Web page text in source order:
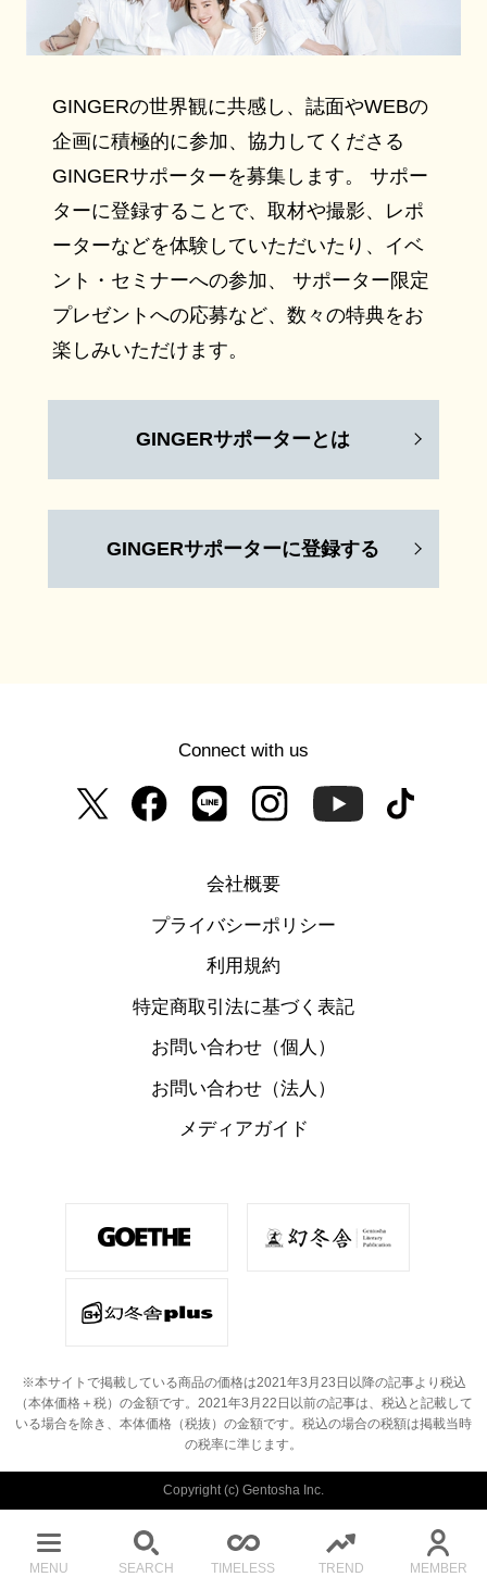
GINGERの世界観に共感し、誌面やWEBの
企画に積極的に参加、協力してくださる
GINGERサポーターを募集します。 サポー
ターに登録することで、取材や撮影、レポ
ーターなどを体験していただいたり、イベ
ント・セミナーへの参加、 サポーター限定
プレゼントへの応募など、数々の特典をお
楽しみいただけます。
GINGERサポーターとは
GINGERサポーターに登録する
MENU SEARCH TIMELESS TREND MEMBER
Connect with us
会社概要
プライバシーポリシー
利用規約
特定商取引法に基づく表記
お問い合わせ（個人）
お問い合わせ（法人）
メディアガイド
※本サイトで掲載している商品の価格は2021年3月23日以降の記事より税込
（本体価格＋税）の金額です。
2021年3月22日以前の記事は、税込と記載して
いる場合を除き、本体価格（税抜）の金額です。 税込の場合の税額は掲載当時
の税率に準じます。
Copyright (c) Gentosha Inc.